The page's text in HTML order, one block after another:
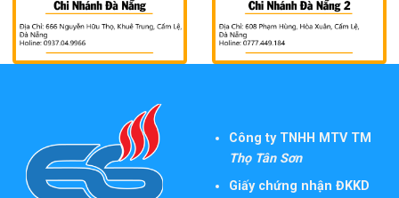
Công ty TNHH MTV TM
Thọ Tân Sơn
Giấy chứng nhận ĐKKD